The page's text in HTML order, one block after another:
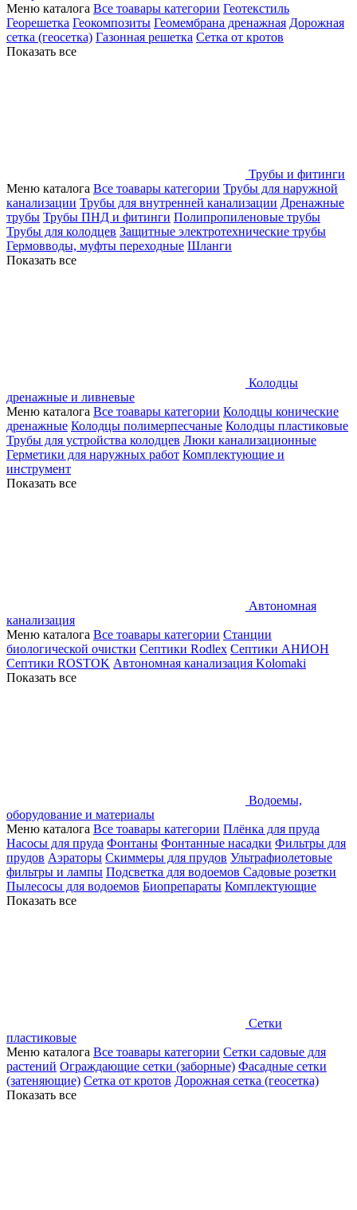
Меню каталога Все тоавары категории Геотекстиль
Георешетка Геокомпозиты Геомембрана дренажная Дорожная
сетка (геосетка) Газонная решетка Сетка от кротов
Показать все
Трубы и фитинги
Меню каталога Все тоавары категории Трубы для наружной
канализации Трубы для внутренней канализации Дренажные
трубы Трубы ПНД и фитинги Полипропиленовые трубы
Трубы для колодцев Защитные электротехнические трубы
Гермовводы, муфты переходные Шланги
Показать все
Колодцы
дренажные и ливневые
Меню каталога Все тоавары категории Колодцы конические
дренажные Колодцы полимерпесчаные Колодцы пластиковые
Трубы для устройства колодцев Люки канализационные
Герметики для наружных работ Комплектующие и
инструмент
Показать все
Автономная
канализация
Меню каталога Все тоавары категории Станции
биологической очистки Септики Rodlex Септики АНИОН
Септики ROSTOK Автономная канализация Kolomaki
Показать все
Водоемы,
оборудование и материалы
Меню каталога Все тоавары категории Плёнка для пруда
Насосы для пруда Фонтаны Фонтанные насадки Фильтры для
прудов Аэраторы Скиммеры для прудов Ультрафиолетовые
фильтры и лампы Подсветка для водоемов Садовые розетки
Пылесосы для водоемов Биопрепараты Комплектующие
Показать все
Сетки
пластиковые
Меню каталога Все тоавары категории Сетки садовые для
растений Ограждающие сетки (заборные) Фасадные сетки
(затеняющие) Сетка от кротов Дорожная сетка (геосетка)
Показать все